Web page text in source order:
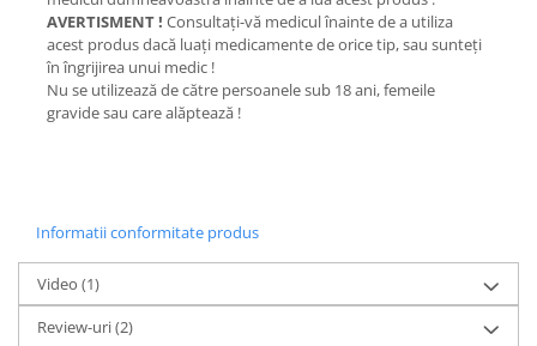
AVERTISMENT ! Consultaţi-vă medicul înainte de a utiliza
acest produs dacă luaţi medicamente de orice tip, sau sunteţi
în îngrijirea unui medic !
Nu se utilizează de către persoanele sub 18 ani, femeile
gravide sau care alăptează !
Informatii conformitate produs
Video (1)
Review-uri(2)